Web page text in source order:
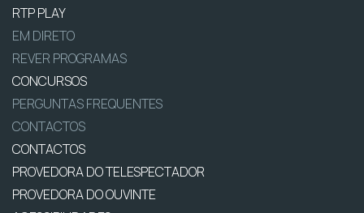
RTP PLAY
EM DIRETO
REVER PROGRAMAS
CONCURSOS
PERGUNTAS FREQUENTES
CONTACTOS
CONTACTOS
PROVEDORA DO TELESPECTADOR
PROVEDORA DO OUVINTE